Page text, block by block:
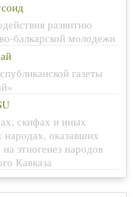
развитию
балкарской молодежи
газеты
скифах и иных
народах, оказавших
на этногенез народов
Кавказа